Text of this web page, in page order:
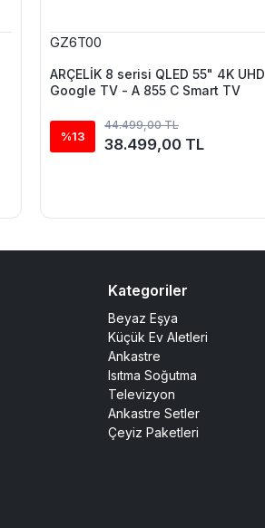
GZ6T00
ARÇELİK 8 serisi QLED 55" 4K UHD
Google TV - A 855 C Smart TV
%13
44.499,00 TL
38.499,00 TL
Kategoriler
Beyaz Eşya
Küçük Ev Aletleri
Ankastre
Isıtma Soğutma
Televizyon
Ankastre Setler
Çeyiz Paketleri